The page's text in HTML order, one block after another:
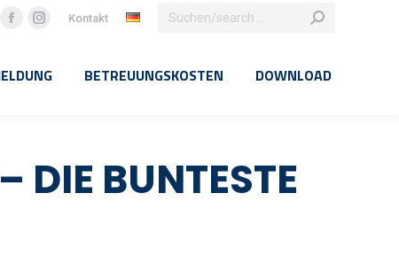
Facebook
opens
Instagram
opens
Kontakt
Search:
BETREUUNGSKOSTEN DOWNLOAD
DIE BUNTESTE